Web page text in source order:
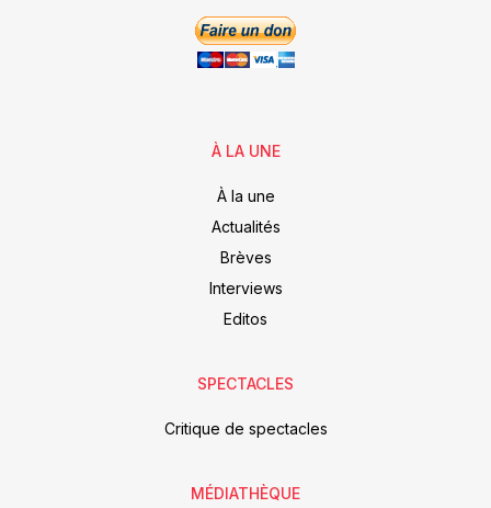
À LA UNE
À la une
Actualités
Brèves
Interviews
Editos
SPECTACLES
Critique de spectacles
MÉDIATHÈQUE